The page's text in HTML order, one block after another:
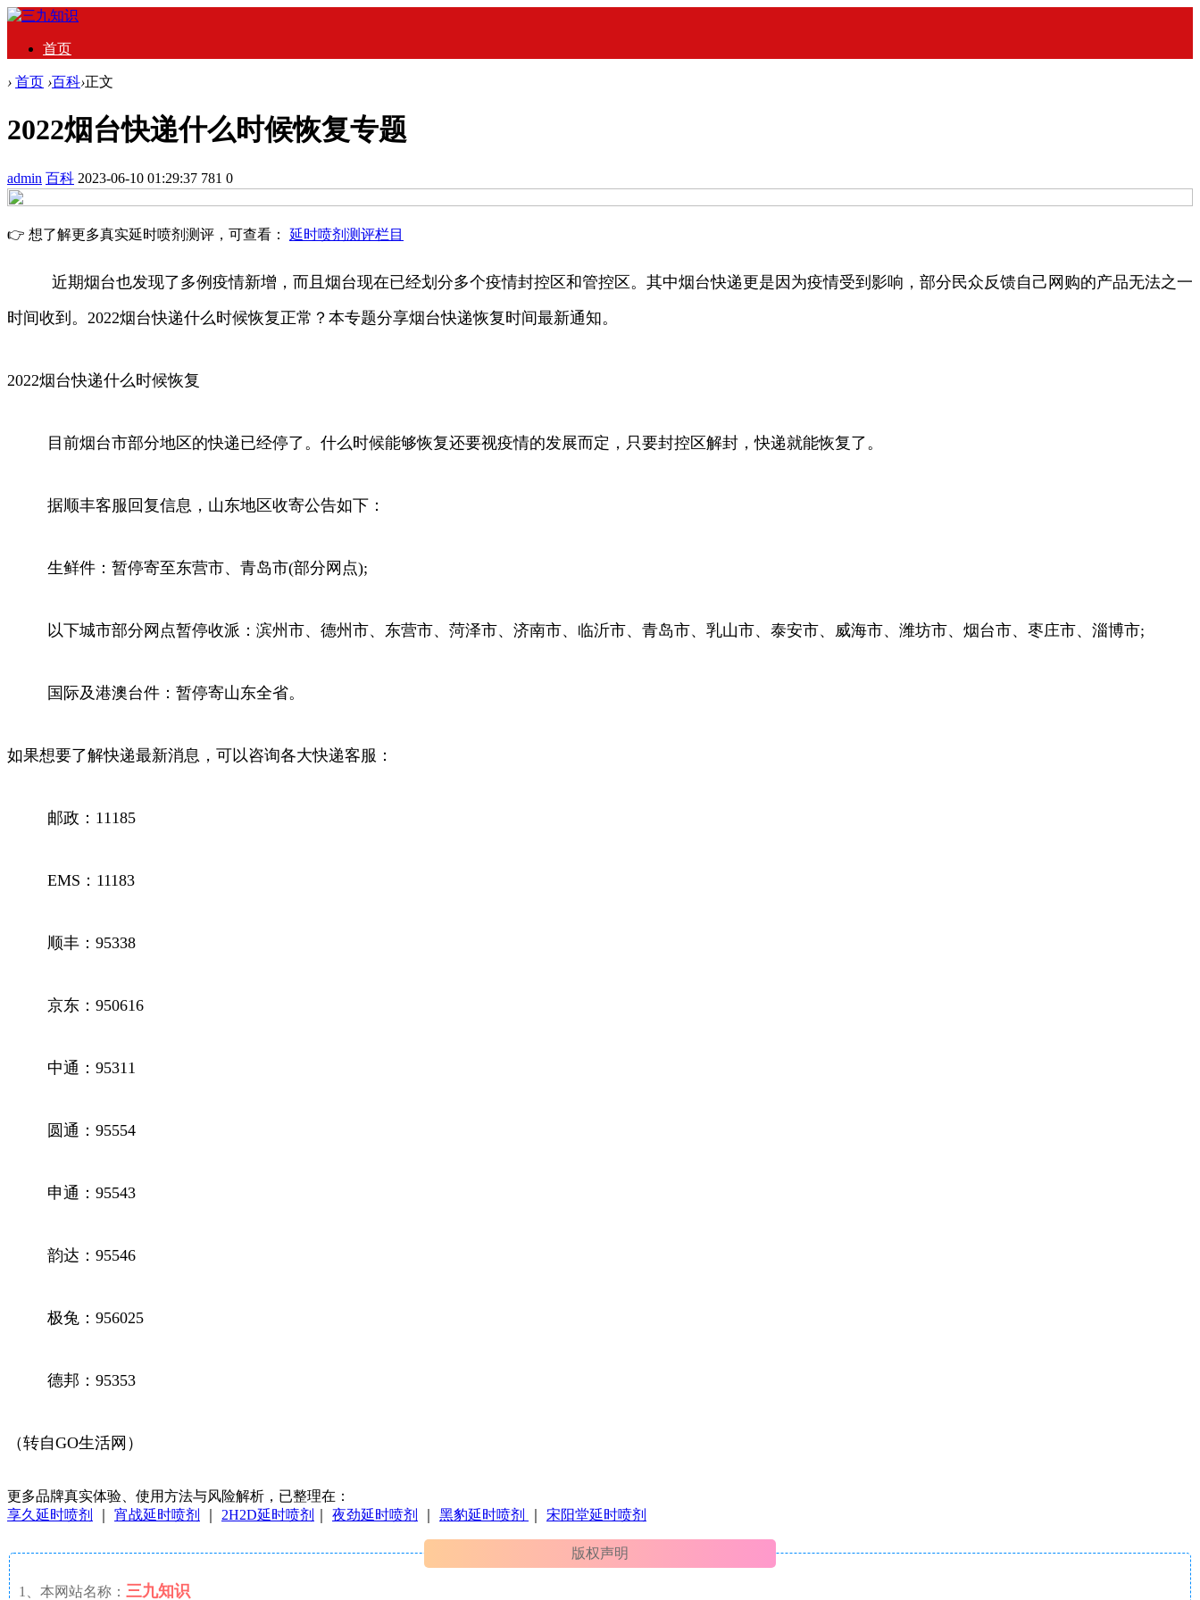
首页
› 首页 ›百科›正文
2022烟台快递什么时候恢复专题
admin 百科 2023-06-10 01:29:37 781 0
👉 想了解更多真实延时喷剂测评，可查看： 延时喷剂测评栏目
近期烟台也发现了多例疫情新增，而且烟台现在已经划分多个疫情封控区和管控区。其中烟台快递更是因为疫情受到影响，部分民众反馈自己网购的产品无法之一
时间收到。2022烟台快递什么时候恢复正常？本专题分享烟台快递恢复时间最新通知。
2022烟台快递什么时候恢复
目前烟台市部分地区的快递已经停了。什么时候能够恢复还要视疫情的发展而定，只要封控区解封，快递就能恢复了。
据顺丰客服回复信息，山东地区收寄公告如下：
生鲜件：暂停寄至东营市、青岛市(部分网点);
以下城市部分网点暂停收派：滨州市、德州市、东营市、菏泽市、济南市、临沂市、青岛市、乳山市、泰安市、威海市、潍坊市、烟台市、枣庄市、淄博市;
国际及港澳台件：暂停寄山东全省。
如果想要了解快递最新消息，可以咨询各大快递客服：
邮政：11185
EMS：11183
顺丰：95338
京东：950616
中通：95311
圆通：95554
申通：95543
韵达：95546
极兔：956025
德邦：95353
（转自GO生活网）
更多品牌真实体验、使用方法与风险解析，已整理在：
享久延时喷剂
宵战延时喷剂 2H2D延时喷剂 夜劲延时喷剂 黑豹延时喷剂 宋阳堂延时喷剂
版权声明
1、本网站名称： 三九知识